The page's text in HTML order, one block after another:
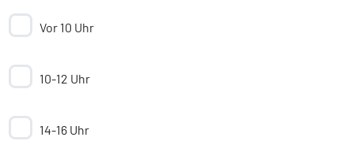
Vor 10 Uhr
10-12 Uhr
14-16 Uhr